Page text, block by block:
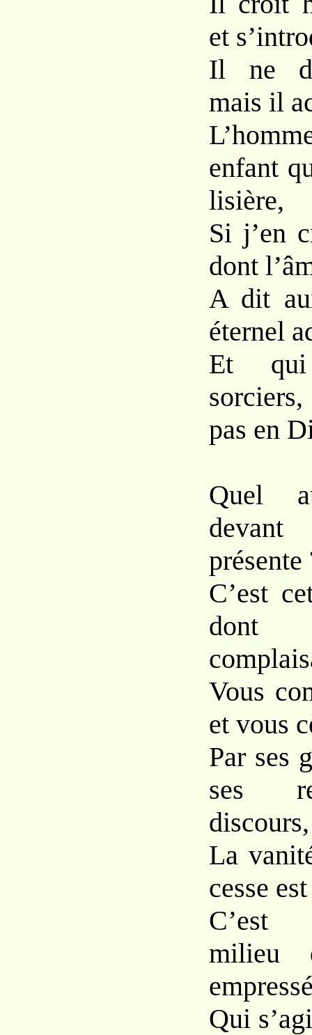
et
Il ne
mais il
enfant
lisière,
Si j’en
dont
A dit
éternel
Et
pas en
Quel
présente
C’est
Vous
et vous
Par ses
ses
discours,
La
cesse
C’est
milieu
Qui